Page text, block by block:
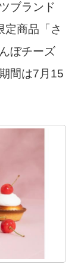
ブランド
定商品「さ
ぼチーズ
間は7月15